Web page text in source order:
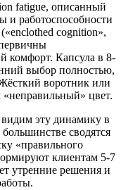
fatigue, описанный
и работоспособности
cognition»,
комфорт. Капсула в 8-
выбор полностью,
воротник или
«неправильный» цвет.
эту динамику в
сводятся
«правильного
клиентам 5-7
утренние решения и